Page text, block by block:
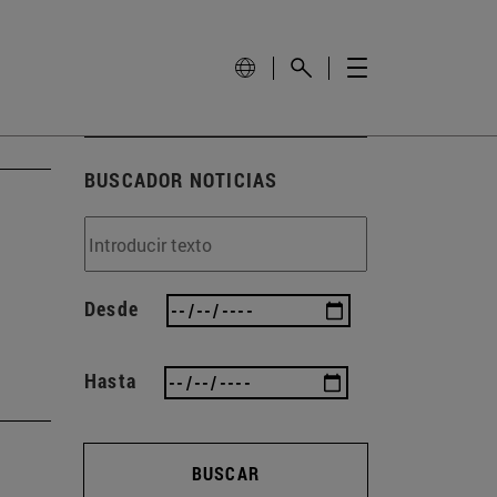
BUSCADOR NOTICIAS
Desde
Hasta
BUSCAR